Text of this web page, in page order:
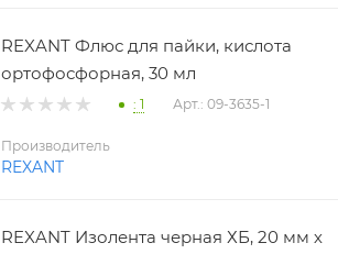
REXANT Флюс для пайки, кислота
ортофосфорная, 30 мл
: 1 Арт.: 09-3635-1
Производитель
REXANT
REXANT Изолента черная ХБ, 20 мм х